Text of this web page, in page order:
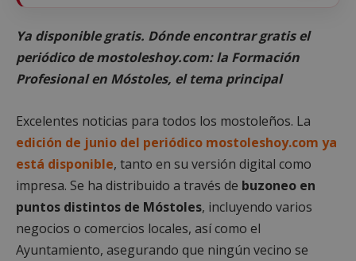
Ya disponible gratis. Dónde encontrar gratis el
periódico de mostoleshoy.com: la Formación
Profesional en Móstoles, el tema principal
Excelentes noticias para todos los mostoleños. La
edición de junio del periódico mostoleshoy.com ya
está disponible, tanto en su versión digital como
impresa. Se ha distribuido a través de buzoneo en
puntos distintos de Móstoles, incluyendo varios
negocios o comercios locales, así como el
Ayuntamiento, asegurando que ningún vecino se